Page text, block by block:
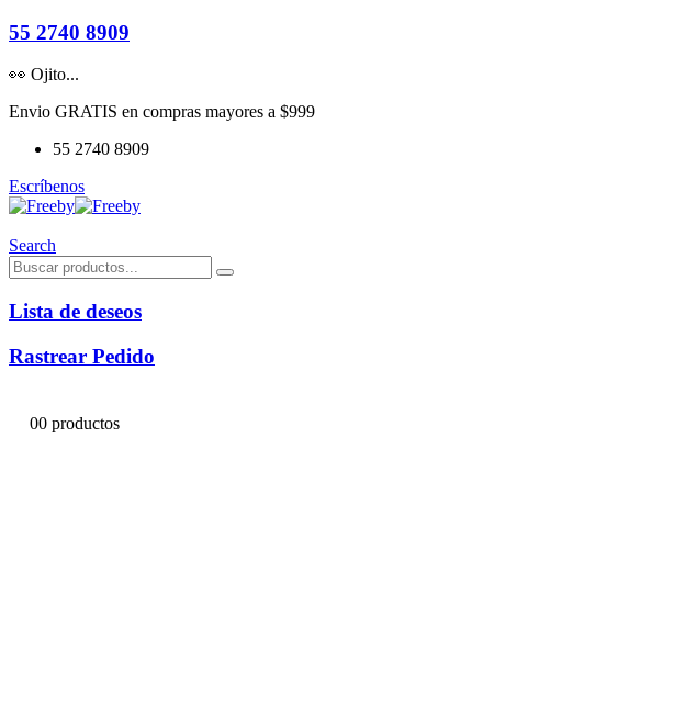
55 2740 8909
👀 Ojito...
Envio GRATIS en compras mayores a $999
55 2740 8909
Escríbenos
Search
Lista de deseos
Rastrear Pedido
00 productos